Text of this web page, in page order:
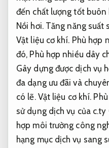
đến chất lượng tốt
Nồi hơi. Tăng năng suất
Vật liệu cơ khí. Phù hợp
đó, Phù hợp nhiều dây
Gây dựng được dịch vụ
đa dạng ưu đãi và
có lẽ. Vật liệu cơ khí.
sử dụng dịch vụ của c.ty
hợp môi trường công
hạng mục dịch vụ sang